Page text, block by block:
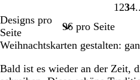
Seite
1 234
Designs pro
Seite
Weihnachtskarten gestalten:
Bald ist es wieder an der Zeit,